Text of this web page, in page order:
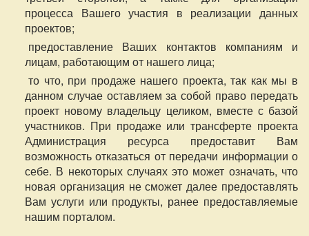
процесса Вашего участия в реализации данных
проектов;
предоставление Ваших контактов компаниям и
лицам, работающим от нашего лица;
то что, при продаже нашего проекта, так как мы в
данном случае оставляем за собой право передать
проект новому владельцу целиком, вместе с базой
участников. При продаже или трансферте проекта
Администрация ресурса предоставит Вам
возможность отказаться от передачи информации о
себе. В некоторых случаях это может означать, что
новая организация не сможет далее предоставлять
Вам услуги или продукты, ранее предоставляемые
нашим порталом.